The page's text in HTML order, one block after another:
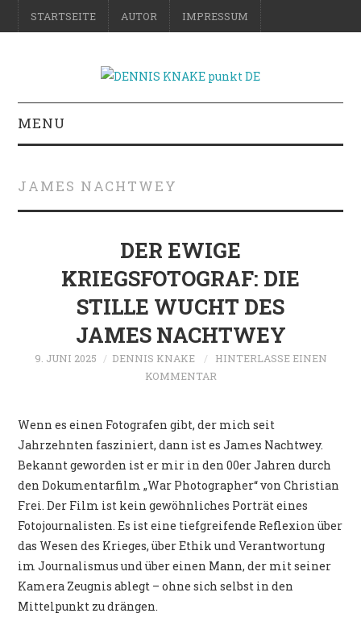
STARTSEITE AUTOR IMPRESSUM
MENU
SCIENCE & FICTION
FOTOGRAFIE
JAMES NACHTWEY
DER EWIGE
KRIEGSFOTOGRAF: DIE
STILLE WUCHT DES
JAMES NACHTWEY
9. JUNI 2025 DENNIS KNAKE
HINTERLASSE EINEN
KOMMENTAR
Wenn es einen Fotografen gibt, der mich seit
Jahrzehnten fasziniert, dann ist es James Nachtwey.
Bekannt geworden ist er mir in den 00er Jahren durch
den Dokumentarfilm „War Photographer“ von Christian
Frei. Der Film ist kein gewöhnliches Porträt eines
Fotojournalisten. Es ist eine tiefgreifende Reflexion über
das Wesen des Krieges, über Ethik und Verantwortung
im Journalismus und über einen Mann, der mit seiner
Kamera Zeugnis ablegt – ohne sich selbst in den
Mittelpunkt zu drängen.